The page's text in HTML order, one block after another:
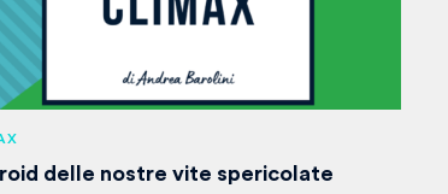
delle nostre vite spericolate